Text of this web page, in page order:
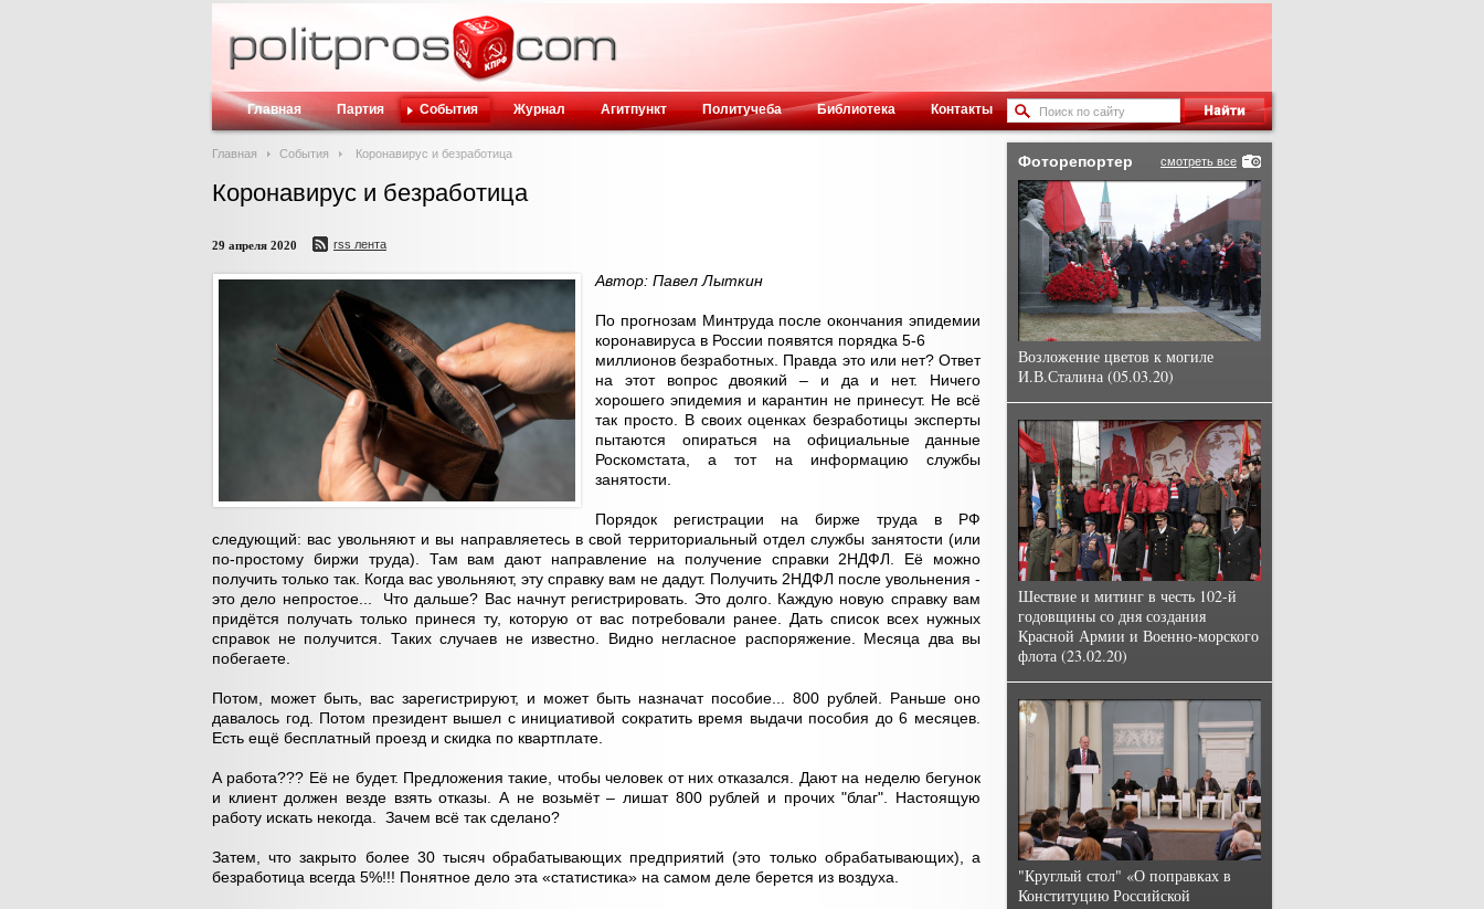
Главная Партия События Журнал Агитпункт Политучеба Библиотека Контакты
Главная События Коронавирус и безработица
Коронавирус и безработица
29 апреля 2020 rss лента
Автор: Павел Лыткин
По прогнозам Минтруда после окончания эпидемии
коронавируса в России появятся порядка 5-6
миллионов безработных. Правда это или нет? Ответ
на этот вопрос двоякий – и да и нет. Ничего
хорошего эпидемия и карантин не принесут. Не всё
так просто. В своих оценках безработицы эксперты
пытаются опираться на официальные данные
Роскомстата, а тот на информацию службы
занятости.
Порядок регистрации на бирже труда в РФ
следующий: вaс увольняют и вы направляетесь в свой территориальный отдел службы занятости (или
по-простому биржи труда). Там вам дают направление на получение справки 2НДФЛ. Её можно
получить только так. Когда вас увольняют, эту справку вам не дадут. Получить 2НДФЛ после увольнения -
это дело непростое... Что дальше? Вас начнут регистрировать. Это долго. Каждую новую справку вам
придётся получать только принеся ту, которую от вас потребовали ранее. Дать список всех нужных
справок не получится. Таких случаев не известно. Видно негласное распоряжение. Месяца два вы
побегаете.
Потом, может быть, вас зарегистрируют, и может быть назначат пособие... 800 рублей. Раньше оно
давалось год. Потом президент вышел с инициативой сократить время выдачи пособия до 6 месяцев.
Есть ещё бесплатный проезд и скидка по квартплате.
А работа??? Её не будет. Предложения такие, чтобы человек от них отказался. Дают на неделю бегунок
и клиент должен везде взять отказы. А не возьмёт – лишат 800 рублей и прочих "благ". Настоящую
работу искать некогда. Зачем всё так сделано?
Затем, что закрыто более 30 тысяч обрабатывающих предприятий (это только обрабатывающих), а
безработица всегда 5%!!! Понятное дело эта «статистика» на самом деле берется из воздуха.
смотреть все
Фоторепортер
Возложение цветов к могиле
И.В.Сталина (05.03.20)
Шествие и митинг в честь 102-й
годовщины со дня создания
Красной Армии и Военно-морского
флота (23.02.20)
"Круглый стол" «О поправках в
Конституцию Российской